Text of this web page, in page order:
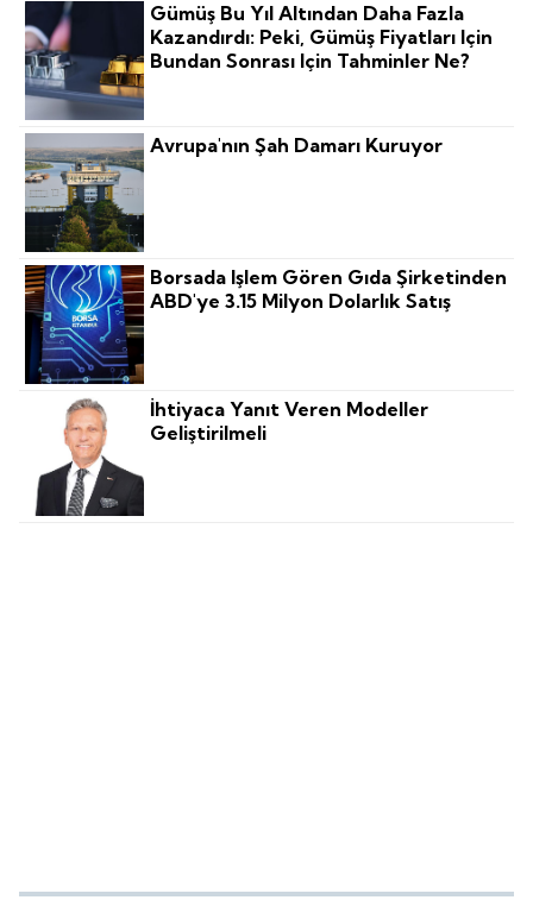
Gümüş Bu Yıl Altından Daha Fazla
Kazandırdı: Peki, Gümüş Fiyatları Için
Bundan Sonrası Için Tahminler Ne?
Avrupa'nın Şah Damarı Kuruyor
Borsada Işlem Gören Gıda Şirketinden
ABD'ye 3.15 Milyon Dolarlık Satış
İhtiyaca Yanıt Veren Modeller
Geliştirilmeli